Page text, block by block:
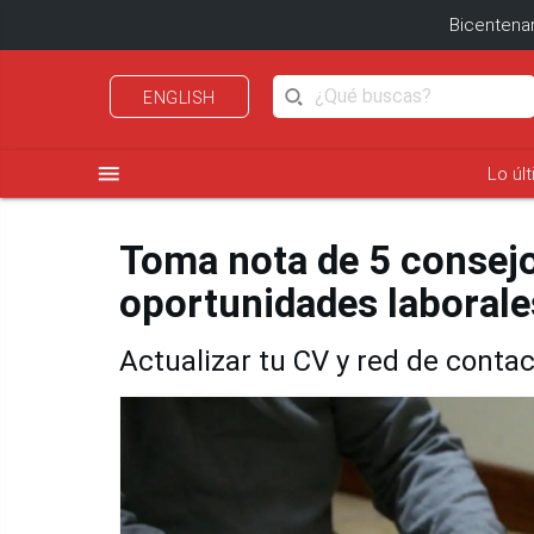
ENGLISH
menu Lo
Toma nota de 5
oportunidades
Actualizar tu CV y red de